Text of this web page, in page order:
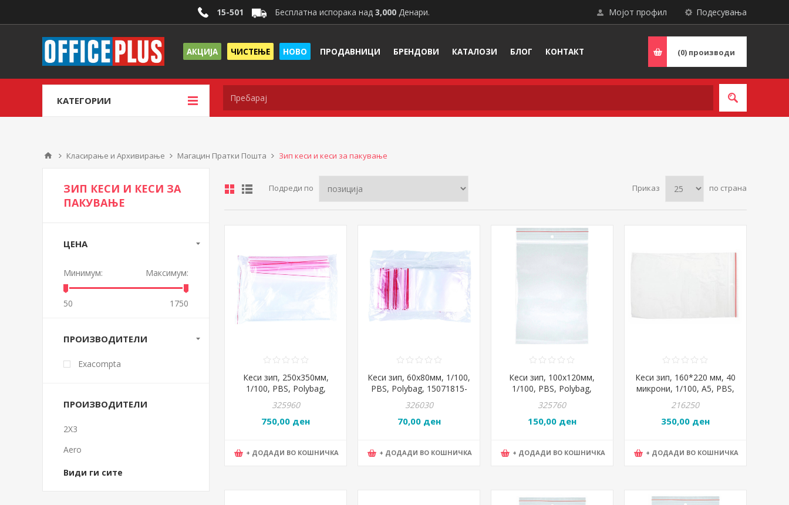
Подесувања
Мојот профил
15-501 Бесплатна испорака над 3,000 Денари.
АКЦИЈА ЧИСТЕЊЕ НОВО ПРОДАВНИЦИ БРЕНДОВИ КАТАЛОЗИ БЛОГ КОНТАКТ (0) производи
КАТЕГОРИИ
Класирање и Архивирање Магацин Пратки Пошта Зип кеси и кеси за пакување
Подреди по Приказ по страна
Кеси зип, 250x350мм,
1/100, PBS, Polybag,
15077615-90
325960
750,00 ден
+ ДОДАДИ ВО КОШНИЧКА
Кеси зип, 60x80мм, 1/100,
PBS, Polybag, 15071815-
90
326030
70,00 ден
+ ДОДАДИ ВО КОШНИЧКА
Кеси зип, 100x120мм,
1/100, PBS, Polybag,
15073015-90
325760
150,00 ден
+ ДОДАДИ ВО КОШНИЧКА
Кеси зип, 160*220 мм, 40
микрони, 1/100, A5, PBS,
1792100PL-00 , 15075415-
90
216250
350,00 ден
+ ДОДАДИ ВО КОШНИЧКА
ЗИП КЕСИ И КЕСИ ЗА
ПАКУВАЊЕ
ЦЕНА
Минимум: Максимум:
50 1750
ПРОИЗВОДИТЕЛИ
Exacompta
ПРОИЗВОДИТЕЛИ
2X3
Aero
Види ги сите